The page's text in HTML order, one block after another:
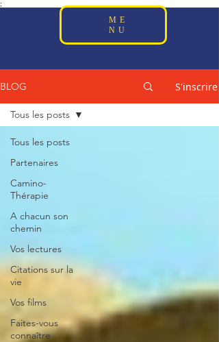
;
ME
NU
BLOG S'inscrire
Tous les posts
Partenaires
Camino-
Thérapie
A chacun son
chemin
Vos lectures
Citations sur la
vie
Vos films
Faites-vous
connaître
Tous les posts